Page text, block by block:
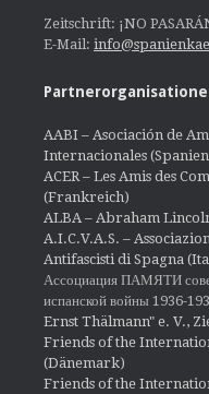
Zeitschrift: ¡NO
E-Mail:
AABI – Asociación de
Internacionales
ACER – Les Amis des
(Frankreich)
ALBA – Abraham
A.I.C.V.A.S. –
Antifascisti di Spagna
Ассоциация ПАМЯТИ
испанской войны 1936-
Ernst Thälmann" e. V.,
Friends of the
(Dänemark)
Friends of the